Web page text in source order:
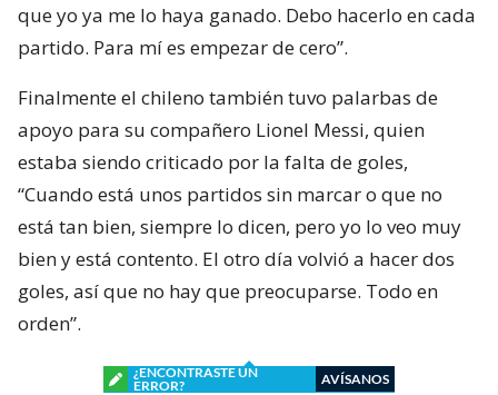
que yo ya me lo haya ganado. Debo hacerlo en cada
partido. Para mí es empezar de cero”.
Finalmente el chileno también tuvo palarbas de
apoyo para su compañero Lionel Messi, quien
estaba siendo criticado por la falta de goles,
“Cuando está unos partidos sin marcar o que no
está tan bien, siempre lo dicen, pero yo lo veo muy
bien y está contento. El otro día volvió a hacer dos
goles, así que no hay que preocuparse. Todo en
orden”.
¿ENCONTRASTE UN
ERROR?
AVÍSANOS